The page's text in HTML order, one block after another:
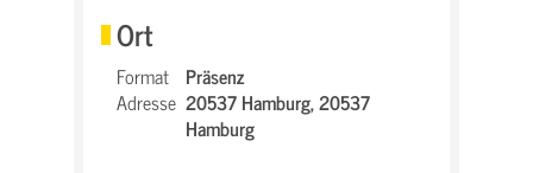
Ort
Format Präsenz
Adresse 20537 Hamburg,20537
Hamburg